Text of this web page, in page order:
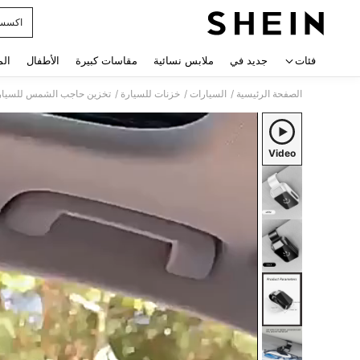
فئات جديد في ملابس نسائية مقاسات كبيرة الأطفال
الصفحة الرئيسية / السيارات / خزنات للسيارة / تخزين حاجب الشمس
Video